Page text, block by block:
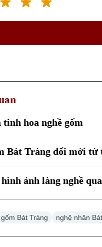
hoa nghề gốm
Bát Tràng đổi mới từ
ảnh làng nghề
gốm Bát Tràng nghệ nhân